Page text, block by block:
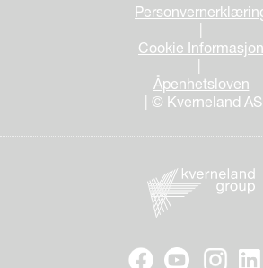
Cookie Informasjon
Åpenhetsloven
| © Kverneland AS